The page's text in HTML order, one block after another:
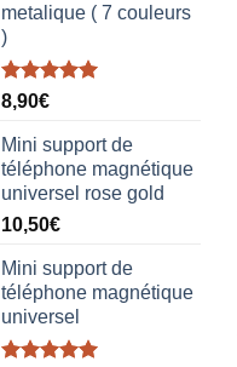
metalique ( 7 couleurs
)
Note5.00
8,90€
Mini support de
téléphone magnétique
universel rose gold
10,50€
Mini support de
téléphone magnétique
universel